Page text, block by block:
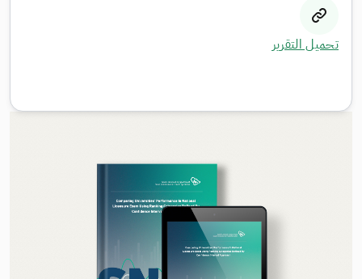
تحميل التقرير